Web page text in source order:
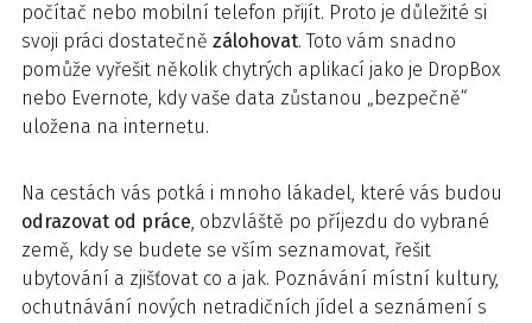
počítač nebo mobilní telefon přijít. Proto je důležité si
svoji práci dostatečně zálohovat. Toto vám snadno
pomůže vyřešit několik chytrých aplikací jako je DropBox
nebo Evernote, kdy vaše data zůstanou „bezpečně“
uložena na internetu.
Na cestách vás potká i mnoho lákadel, které vás budou
odrazovat od práce, obzvláště po příjezdu do vybrané
země, kdy se budete se vším seznamovat, řešit
ubytování a zjišťovat co a jak. Poznávání místní kultury,
ochutnávání nových netradičních jídel a seznámení s